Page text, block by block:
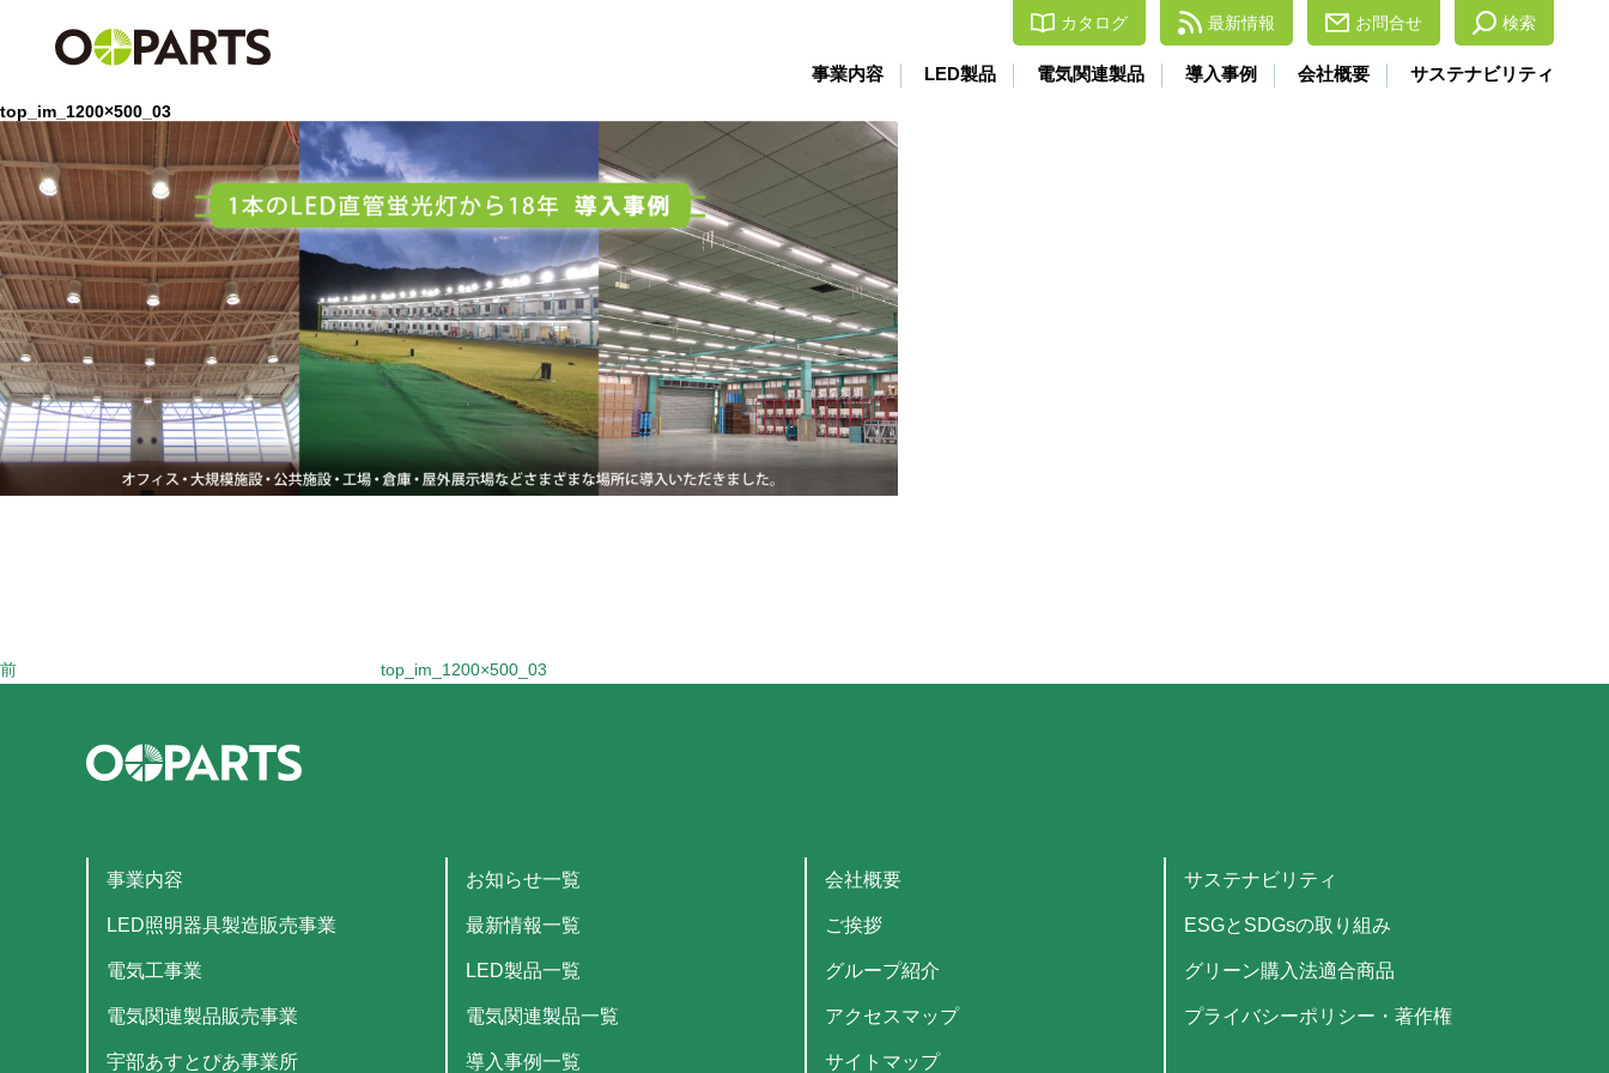
事業内容 LED製品 電気関連製品 導入事例 会社概要 サステナビリティ
カタログ 最新情報 お問合せ 検索
top_im_1200×500_03
前 top_im_1200×500_03
事業内容
LED照明器具製造販売事業
電気工事業
電気関連製品販売事業
宇部あすとぴあ事業所
お知らせ一覧
最新情報一覧
LED製品一覧
電気関連製品一覧
導入事例一覧
会社概要
ご挨拶
グループ紹介
アクセスマップ
サイトマップ
サステナビリティ
ESGとSDGsの取り組み
グリーン購入法適合商品
プライバシーポリシー・著作権